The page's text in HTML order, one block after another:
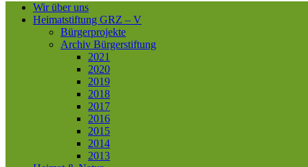
Wir über uns
Heimatstiftung GRZ – V
Bürgerprojekte
Archiv Bürgerstiftung
2021
2020
2019
2018
2017
2016
2015
2014
2013